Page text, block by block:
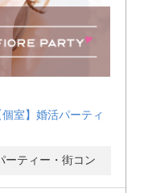
室】婚活パーティ
ーティー・街コン